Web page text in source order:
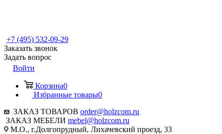
+7 (495) 532-09-29
Заказать звонок
Задать вопрос
Войти
Корзина0
Избранные товары0
ЗАКАЗ ТОВАРОВ order@holzcom.ru
ЗАКАЗ МЕБЕЛИ mebel@holzcom.ru
М.О., г.Долгопрудный, Лихачевский проезд, 33